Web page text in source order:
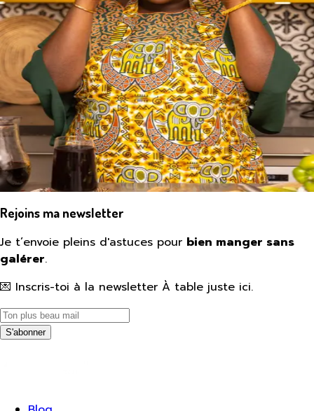
Rejoins ma newsletter
Je t’envoie pleins d'astuces pour bien manger sans
galérer.
💌 Inscris-toi à la newsletter À table juste ici.
S'abonner